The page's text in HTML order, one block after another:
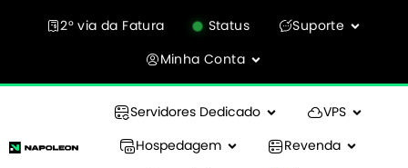
2° via da Fatura Status
Suporte
Minha Conta
Servidores Dedicado
VPS
Hospedagem
Revenda